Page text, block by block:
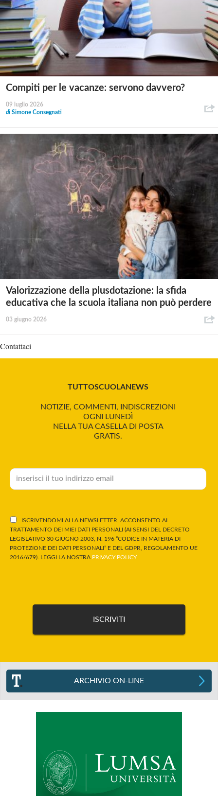
Compiti per le vacanze: servono davvero?
09 luglio 2026
di Simone Consegnati
Valorizzazione della plusdotazione: la sfida
educativa che la scuola italiana non può perdere
03 giugno 2026
Contattaci
TUTTOSCUOLANEWS
NOTIZIE, COMMENTI, INDISCREZIONI
OGNI LUNEDÌ
NELLA TUA CASELLA DI POSTA
GRATIS.
ISCRIVENDOMI ALLA NEWSLETTER, ACCONSENTO AL
TRATTAMENTO DEI MIEI DATI PERSONALI (AI SENSI DEL DECRETO
LEGISLATIVO 30 GIUGNO 2003, N. 196 “CODICE IN MATERIA DI
PROTEZIONE DEI DATI PERSONALI” E DEL GDPR, REGOLAMENTO UE
2016/679). LEGGI LA NOSTRA PRIVACY POLICY.
ARCHIVIO ON-LINE